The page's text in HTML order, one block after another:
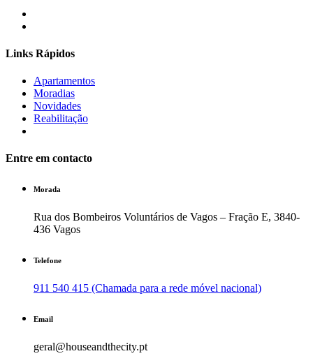
Links Rápidos
Apartamentos
Moradias
Novidades
Reabilitação
Entre em contacto
Morada
Rua dos Bombeiros Voluntários de Vagos – Fração E, 3840-
436 Vagos
Telefone
911 540 415 (Chamada para a rede móvel nacional)
Email
geral@houseandthecity.pt